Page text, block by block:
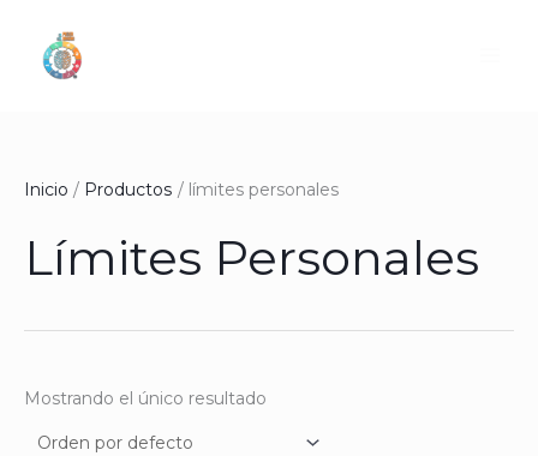
contenido
Inicio Productos límites personales
Límites Personales
Mostrando el único resultado